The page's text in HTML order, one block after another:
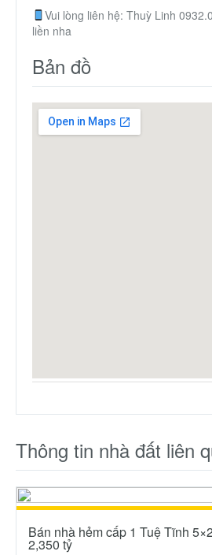
Vui lòng liên hệ: Thuỳ Linh
liền nha
Bản đồ
Thông tin nhà đất liên
Bán nhà hẻm cấp 1 Tuệ Tĩnh
2,350 tỷ